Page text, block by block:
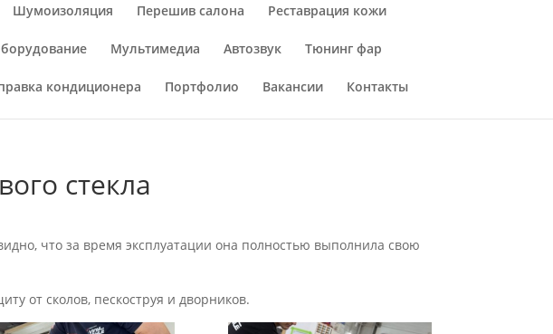
Шумоизоляция Перешив салона Реставрация кожи
Мультимедиа Автозвук Тюнинг фар
кондиционера Портфолио Вакансии Контакты
стекла
что за время эксплуатации она полностью выполнила свою
от сколов, пескоструя и дворников.